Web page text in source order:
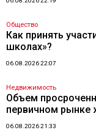
Общество
Как принять
школах»?
06.08.2026 22:07
Недвижимость
Объем
первичном рынке
06.08.2026 21:33